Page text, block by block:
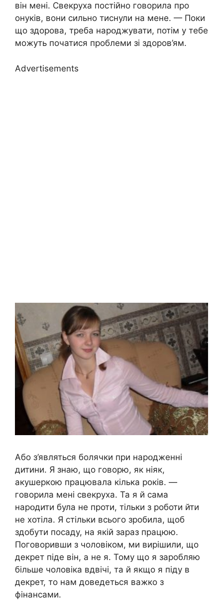
він мені. Свекруха постійно говорила про
онуків, вони сильно тиснули на мене. — Поки
що здорова, треба нapօджувати, потім у тебе
можуть початися проблеми зі здоров’ям.
Advertisements
Або з’являться болячки при нapօдженні
дитини. Я знаю, що говорю, як ніяк,
акушеркою працювала кілька років. —
говорила мені свекруха. Та я й сама
нapօдити була не проти, тільки з роботи йти
не хотіла. Я стільки всього зробила, щоб
здобути посаду, на якій зараз працюю.
Поговоривши з чоловіком, ми вирішили, що
декрет піде він, а не я. Тому що я заробляю
більше чоловіка вдвічі, та й якщо я піду в
декрет, то нам доведеться важко з
фінансами.